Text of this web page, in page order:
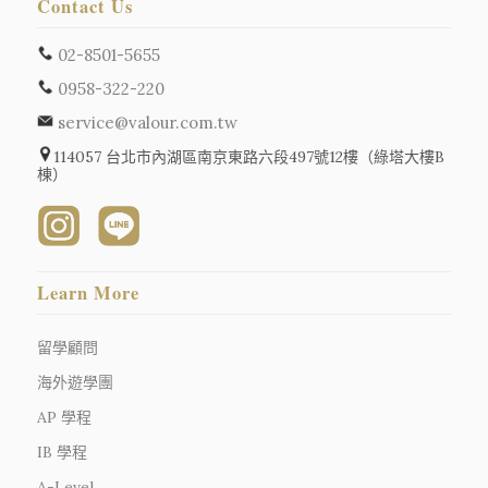
Contact Us
02-8501-5655
0958-322-220
service@valour.com.tw
114057 台北市內湖區南京東路六段497號12樓（綠塔大樓B
棟）
Learn More
留學顧問
海外遊學團
AP 學程
IB 學程